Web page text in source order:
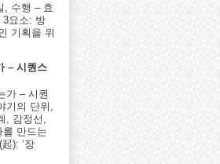
, 수행 – 효
3요소: 방
기획을 위
– 시퀀스
가 – 시퀀
기의 단위,
, 감정선,
만드는
): ‘장